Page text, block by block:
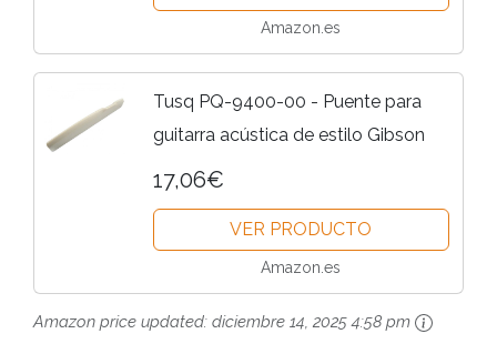
Amazon.es
Tusq PQ-9400-00 - Puente para
guitarra acústica de estilo Gibson
17,06€
VER PRODUCTO
Amazon.es
Amazon price updated: diciembre 14, 2025 4:58 pm